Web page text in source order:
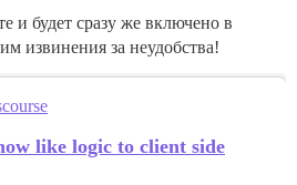
и будет сразу же включено в
извинения за неудобства!
like logic to client side